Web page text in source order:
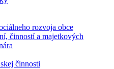
rozvoja obce
činností a majetkových
činnosti